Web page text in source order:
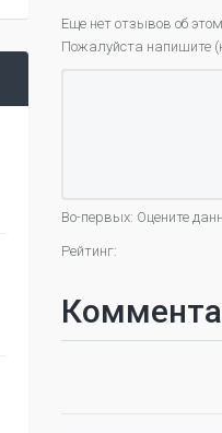
Еще нет отзывов об
Пожалуйста напишите
Во-первых: Оцените
Рейтинг: